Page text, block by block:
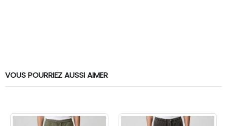
VOUS POURRIEZ AUSSI AIMER